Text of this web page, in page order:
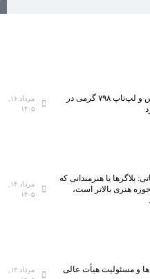
هواوی از MPVهای لوکس و لپ‌تاپ ۷۹۸ گرمی در
۱۴۰۵
بلاگر‌ها یا هنرمندانی که
هنری بالاتر است،
۱۴۰۵
و مسئولیت هیأت عالی